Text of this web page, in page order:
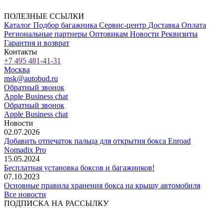
ПОЛЕЗНЫЕ ССЫЛКИ
Каталог Подбор багажника Сервис-центр Доставка Оплата
Региональные партнеры Оптовикам Новости Реквизиты
Гарантия и возврат
Контакты
+7 495 481-41-31
Москва
msk@autobud.ru
Обратный звонок
Apple Business chat
Обратный звонок
Apple Business chat
Новости
02.07.2026
Добавить отпечаток пальца для открытия бокса Enroad
Nomadix Pro
15.05.2024
Бесплатная установка боксов и багажников!
07.10.2023
Основные правила хранения бокса на крышу автомобиля
Все новости
ПОДПИСКА НА РАССЫЛКУ